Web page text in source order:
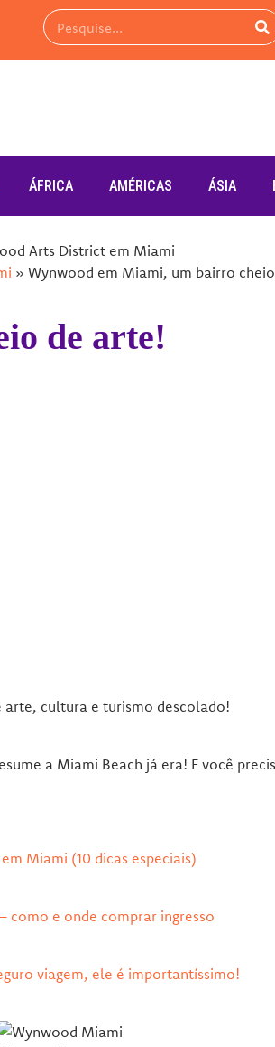
ÁFRICA AMÉRICAS ÁSIA
» Wynwood em Miami, um bairro
de arte!
arte, cultura e turismo descolado!
a Miami Beach já era! E você
Miami (10 dicas especiais)
como e onde comprar ingresso
viagem, ele é importantíssimo!